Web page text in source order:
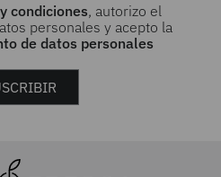
condiciones, autorizo el
personales y acepto la
de datos personales